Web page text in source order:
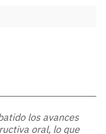
los avances
oral, lo que